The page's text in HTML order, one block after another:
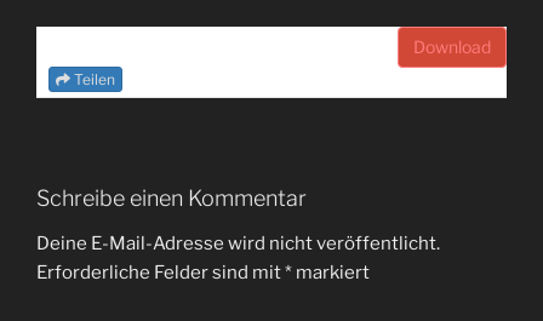
Download
Teilen
Schreibe einen Kommentar
Deine E-Mail-Adresse wird nicht veröffentlicht.
Erforderliche Felder sind mit* markiert